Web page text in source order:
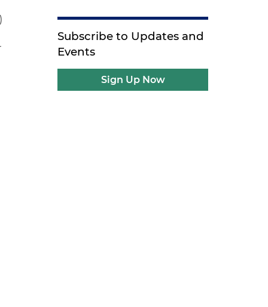
Subscribe to Updates and
Events
Sign Up Now